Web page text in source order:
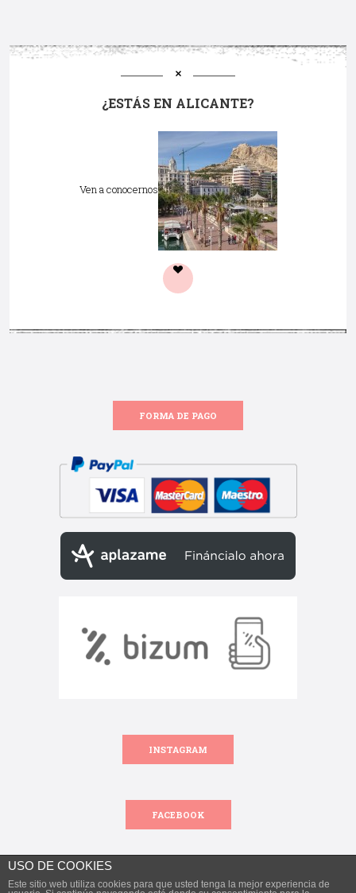
¿ESTÁS EN ALICANTE?
Ven a conocernos
FORMA DE PAGO
INSTAGRAM
FACEBOOK
USO DE COOKIES
Este sitio web utiliza cookies para que usted tenga la mejor experiencia de